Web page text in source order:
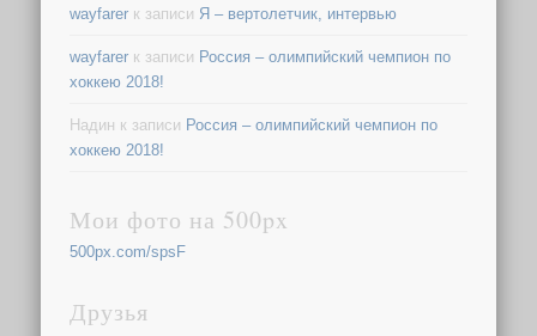
wayfarer к записи Я – вертолетчик, интервью
wayfarer к записи Россия – олимпийский чемпион по
хоккею 2018!
Надин к записи Россия – олимпийский чемпион по
хоккею 2018!
Мои фото на 500px
500px.com/spsF
Друзья